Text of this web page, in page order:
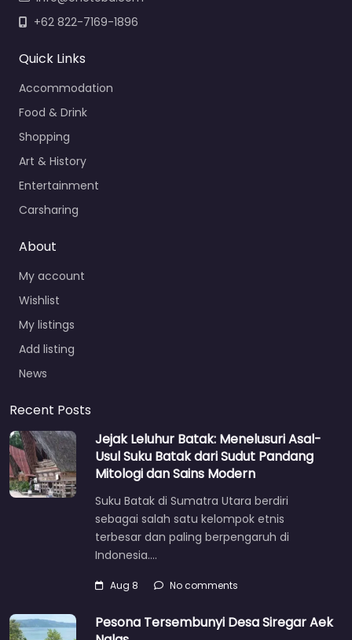
+62 822-7169-1896
Quick Links
Accommodation
Food & Drink
Shopping
Art & History
Entertainment
Carsharing
About
My account
Wishlist
My listings
Add listing
News
Recent Posts
Jejak Leluhur Batak: Menelusuri Asal-
Usul Suku Batak dari Sudut Pandang
Mitologi dan Sains Modern
Suku Batak di Sumatra Utara berdiri
sebagai salah satu kelompok etnis
terbesar dan paling berpengaruh di
Indonesia.…
Aug 8 No comments
Pesona Tersembunyi Desa Siregar Aek